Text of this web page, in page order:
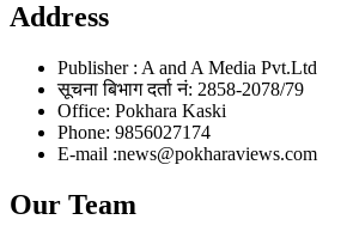
Address
Publisher : A and A Media Pvt.Ltd
सूचना बिभाग दर्ता नं: 2858-2078/79
Office: Pokhara Kaski
Phone: 9856027174
E-mail :news@pokharaviews.com
Our Team